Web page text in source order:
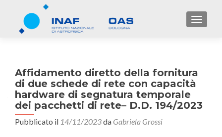
Affidamento diretto della fornitura
di due schede di rete con capacità
hardware di segnatura temporale
dei pacchetti di rete– D.D. 194/2023
Pubblicato il 14/11/2023da Gabriela Grossi